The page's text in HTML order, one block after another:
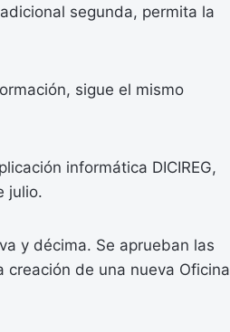
segunda, permita la
sigue el mismo
informática DICIREG,
julio.
y décima. Se aprueban las
de una nueva Oficina